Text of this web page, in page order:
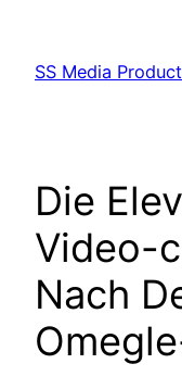
content
SS Media
Die
Video-
Nach